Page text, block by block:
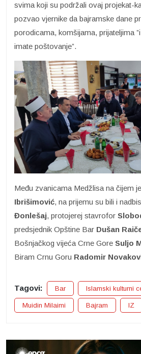
svima koji su podržali ovaj projekat-
pozvao vjernike da bajramske dane
porodicama, komšijama, prijateljima
imate poštovanje”.
Među zvanicama Medžlisa na čijem
Ibrišimović, na prijemu su bili i
Đonlešaj, protojerej stavrofor
predsjednik Opštine Bar Dušan
Bošnjačkog vijeća Crne Gore Suljo
Biram Crnu Goru Radomir
Tagovi: Bar Islamski kulturni
Muidin Milaimi Bajram IZ